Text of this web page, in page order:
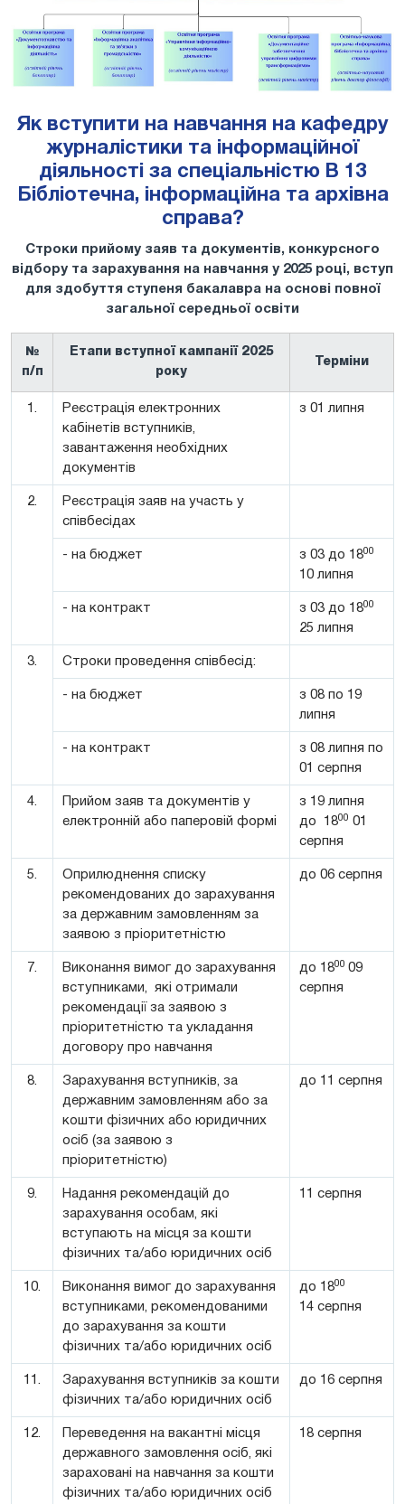
Як вступити на навчання на кафедру
журналістики та інформаційної
діяльності за спеціальністю В 13
Бібліотечна, інформаційна та архівна
справа?
Строки прийому заяв та документів, конкурсного
відбору та зарахування на навчання у 2025 році, вступ
для здобуття ступеня бакалавра на основі повної
загальної середньої освіти
№
п/п
Етапи вступної кампанії 2025
року
Терміни
1.
Реєстрація електронних
кабінетів вступників,
завантаження необхідних
документів
з 01 липня
2.
Реєстрація заяв на участь у
співбесідах
- на бюджет з 03 до 1800
10 липня
- на контракт з 03 до 1800
25 липня
3. Строки проведення співбесід:
- на бюджет
з 08 по 19
липня
- на контракт
з 08 липня по
01 серпня
4.
Прийом заяв та документів у
електронній або паперовій формі
з 19 липня
до 1800 01
серпня
5.
Оприлюднення списку
рекомендованих до зарахування
за державним замовленням за
заявою з пріоритетністю
до 06 серпня
7.
Виконання вимог до зарахування
вступниками, які отримали
рекомендації за заявою з
пріоритетністю та укладання
договору про навчання
до 1800 09
серпня
8.
Зарахування вступників, за
державним замовленням або за
кошти фізичних або юридичних
осіб (за заявою з
пріоритетністю)
до 11 серпня
9.
Надання рекомендацій до
зарахування особам, які
вступають на місця за кошти
фізичних та/або юридичних осіб
11 серпня
10.
Виконання вимог до зарахування
вступниками, рекомендованими
до зарахування за кошти
фізичних та/або юридичних осіб
до 1800
14 серпня
11.
Зарахування вступників за кошти
фізичних та/або юридичних осіб
до 16 серпня
12.
Переведення на вакантні місця
державного замовлення осіб, які
зараховані на навчання за кошти
фізичних та/або юридичних осіб
18 серпня